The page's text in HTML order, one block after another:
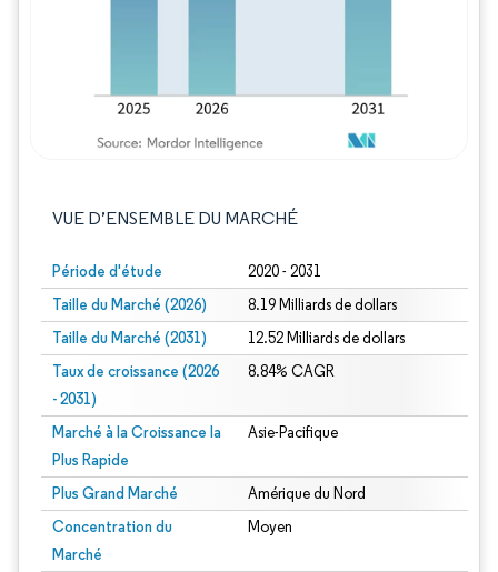
VUE D’ENSEMBLE DU MARCHÉ
Période d'étude 2020 - 2031
Taille du Marché (2026) 8.19 Milliards de dollars
Taille du Marché (2031) 12.52 Milliards de dollars
Taux de croissance (2026
- 2031)
8.84% CAGR
Marché à la Croissance la
Plus Rapide
Asie-Pacifique
Plus Grand Marché Amérique du Nord
Concentration du
Marché
Moyen